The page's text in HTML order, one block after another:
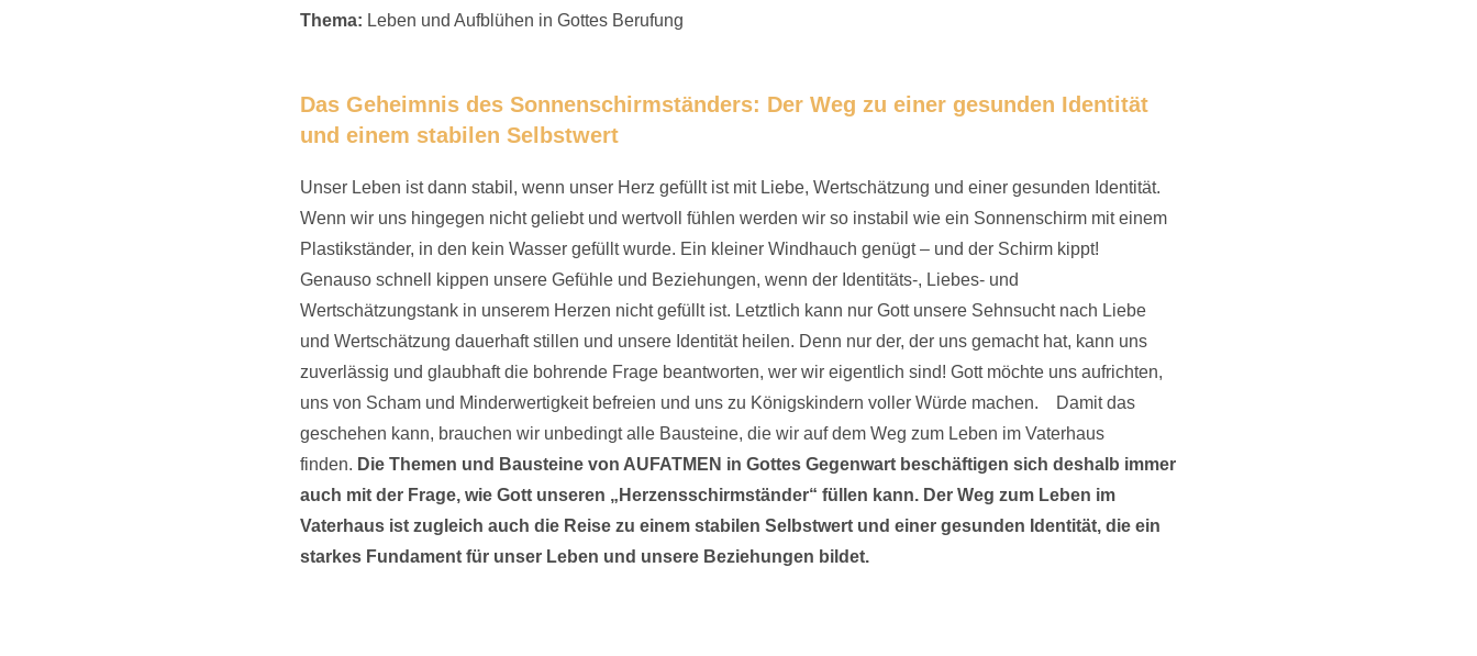
Thema: Leben und Aufblühen in Gottes Berufung
Das Geheimnis des Sonnenschirmständers: Der Weg zu einer gesunden Identität
und einem stabilen Selbstwert
Unser Leben ist dann stabil, wenn unser Herz gefüllt ist mit Liebe, Wertschätzung und einer gesunden Identität.
Wenn wir uns hingegen nicht geliebt und wertvoll fühlen werden wir so instabil wie ein Sonnenschirm mit einem
Plastikständer, in den kein Wasser gefüllt wurde. Ein kleiner Windhauch genügt – und der Schirm kippt!
Genauso schnell kippen unsere Gefühle und Beziehungen, wenn der Identitäts-, Liebes- und
Wertschätzungstank in unserem Herzen nicht gefüllt ist. Letztlich kann nur Gott unsere Sehnsucht nach Liebe
und Wertschätzung dauerhaft stillen und unsere Identität heilen. Denn nur der, der uns gemacht hat, kann uns
zuverlässig und glaubhaft die bohrende Frage beantworten, wer wir eigentlich sind! Gott möchte uns aufrichten,
uns von Scham und Minderwertigkeit befreien und uns zu Königskindern voller Würde machen. Damit das
geschehen kann, brauchen wir unbedingt alle Bausteine, die wir auf dem Weg zum Leben im Vaterhaus
finden. Die Themen und Bausteine von AUFATMEN in Gottes Gegenwart beschäftigen sich deshalb immer
auch mit der Frage, wie Gott unseren „Herzensschirmständer“ füllen kann. Der Weg zum Leben im
Vaterhaus ist zugleich auch die Reise zu einem stabilen Selbstwert und einer gesunden Identität, die ein
starkes Fundament für unser Leben und unsere Beziehungen bildet.